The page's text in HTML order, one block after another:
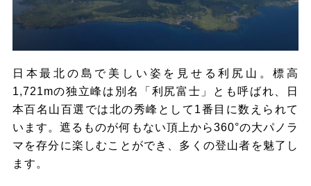
日本最北の島で美しい姿を見せる利尻山。標高
1,721mの独立峰は別名「利尻富士」とも呼ばれ、日
本百名山百選では北の秀峰として1番目に数えられて
います。遮るものが何もない頂上から360°の大パノラ
マを存分に楽しむことができ、多くの登山者を魅了し
ます。